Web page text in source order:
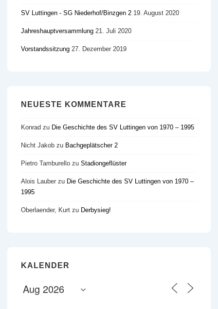
SV Luttingen - SG Niederhof/​Binzgen 2 19. August 2020
Jahreshauptversammlung 21. Juli 2020
Vorstandssitzung 27. Dezember 2019
NEUESTE KOMMENTARE
Konrad zu Die Geschichte des SV Luttingen von 1970 – 1995
Nicht Jakob zu Bachgeplätscher 2
Pietro Tamburello zu Stadiongeflüster
Alois Lauber zu Die Geschichte des SV Luttingen von 1970 –
1995
Oberlaender, Kurt zu Derbysieg!
KALENDER